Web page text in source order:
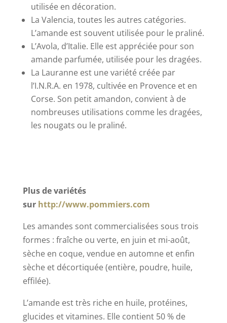
utilisée en décoration.
La Valencia, toutes les autres catégories.
L’amande est souvent utilisée pour le praliné.
L’Avola, d’Italie. Elle est appréciée pour son
amande parfumée, utilisée pour les dragées.
La Lauranne est une variété créée par
l’I.N.R.A. en 1978, cultivée en Provence et en
Corse. Son petit amandon, convient à de
nombreuses utilisations comme les dragées,
les nougats ou le praliné.
Plus de variétés
sur http://www.pommiers.com
Les amandes sont commercialisées sous trois
formes : fraîche ou verte, en juin et mi-août,
sèche en coque, vendue en automne et enfin
sèche et décortiquée (entière, poudre, huile,
effilée).
L’amande est très riche en huile, protéines,
glucides et vitamines. Elle contient 50 % de